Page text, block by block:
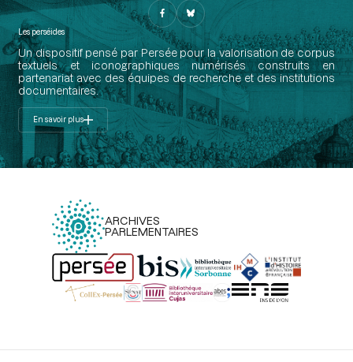
Les perséides
Un dispositif pensé par Persée pour la valorisation de corpus
textuels et iconographiques numérisés construits en
partenariat avec des équipes de recherche et des institutions
documentaires.
En savoir plus
ARCHIVES
PARLEMENTAIRES
Menu